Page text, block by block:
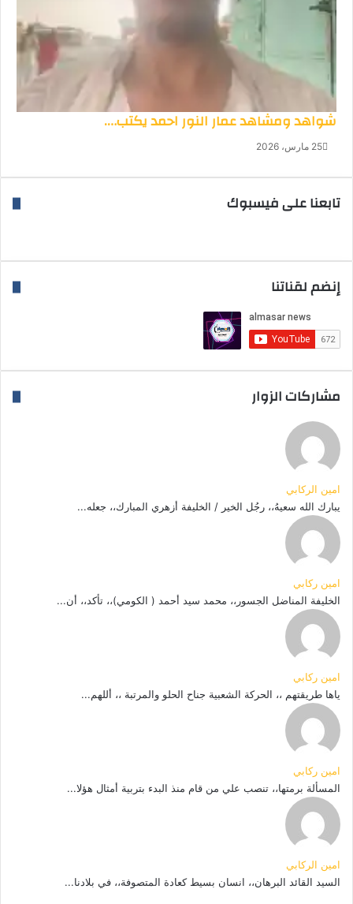
شواهد ومشاهد عمار النور احمد يكتب….
25 مارس، 2026
تابعنا على فيسبوك
إنضم لقناتنا
مشاركات الزوار
امين الركابي
يبارك الله سعيهُ،، رجُل الخير / الخليفة أزهري المبارك،، جعله...
امين ركابي
الخليفة المناضل الجسور،، محمد سيد أحمد ( الكومي)،، تأكد،، أن...
امين ركابي
ياها طريقتهم ،، الحركة الشعبية جناح الحلو والمرتبة ،، أللهم...
امين ركابي
المسألة برمتها،، تنصب علي من قام منذ البدء بتربية أمثال هؤلا...
امين الركابي
السيد القائد البرهان،، انسان بسيط كعادة المتصوفة،، في بلادنا...